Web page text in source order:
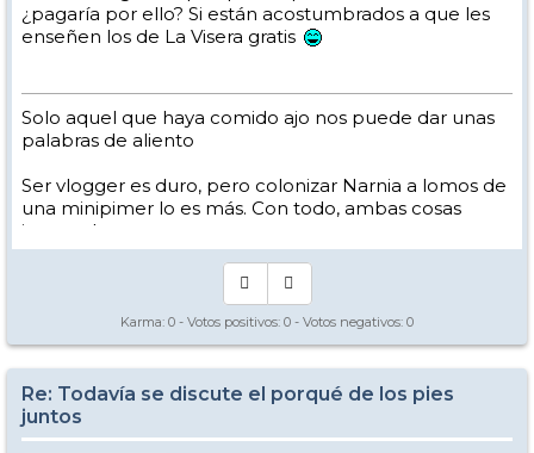
¿pagaría por ello? Si están acostumbrados a que les
enseñen los de La Visera gratis
Solo aquel que haya comido ajo nos puede dar unas
palabras de aliento
Ser vlogger es duro, pero colonizar Narnia a lomos de
una minipimer lo es más. Con todo, ambas cosas
intento hacer.
Yo hago esquí extremo : voy de extremo a extremo
Los caminos del esquí son inescrotables ...
Karma: 0 - Votos positivos: 0 - Votos negativos: 0
Re: Todavía se discute el porqué de los pies
juntos